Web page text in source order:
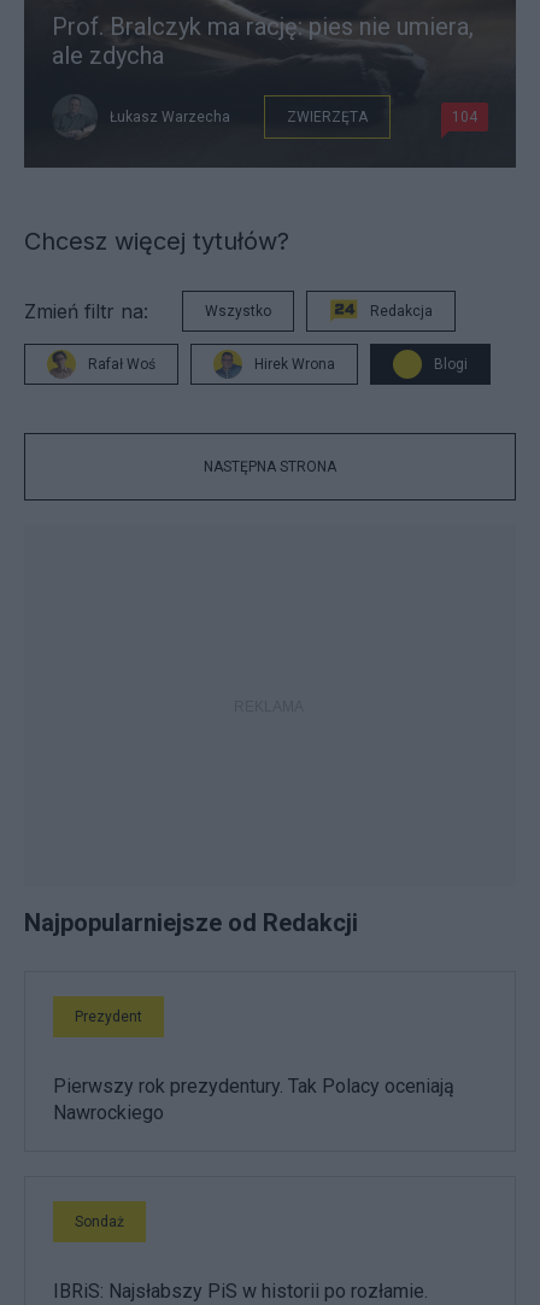
Prof. Bralczyk ma rację: pies nie umiera,
ale zdycha
Łukasz Warzecha ZWIERZĘTA 104
Chcesz więcej tytułów?
Zmień filtr na: Wszystko Redakcja
Rafał Woś Hirek Wrona Blogi
NASTĘPNA STRONA
Najpopularniejsze od Redakcji
Prezydent
Pierwszy rok prezydentury. Tak Polacy oceniają
Nawrockiego
Sondaż
IBRiS: Najsłabszy PiS w historii po rozłamie.